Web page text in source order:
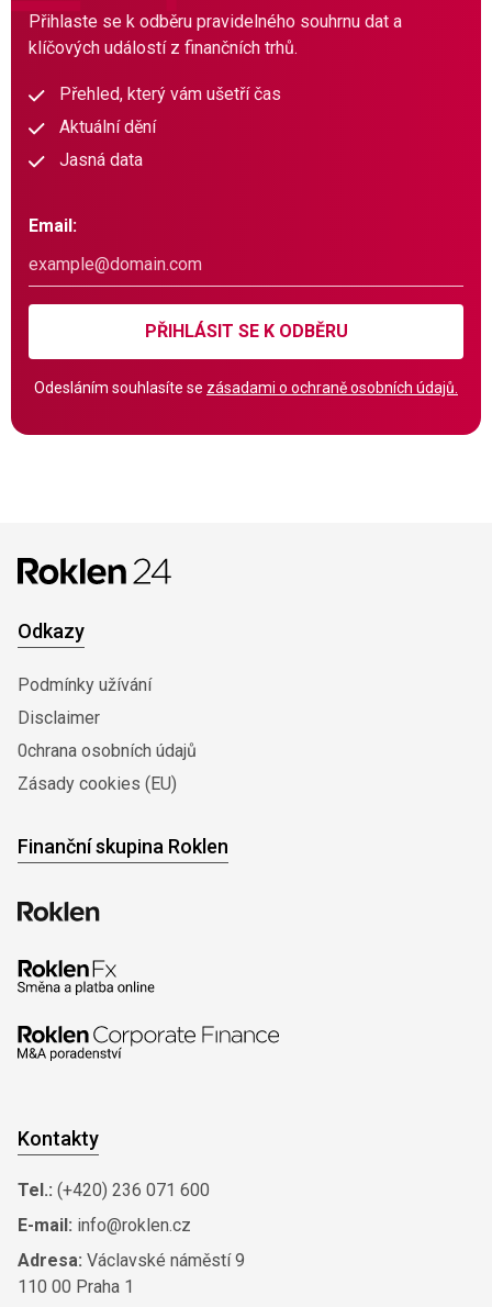
Přihlaste se k odběru pravidelného souhrnu dat a
klíčových událostí z finančních trhů.
Přehled, který vám ušetří čas
Aktuální dění
Jasná data
Email:
PŘIHLÁSIT SE K ODBĚRU
Odesláním souhlasíte se zásadami o ochraně osobních údajů.
Odkazy
Podmínky užívání
Disclaimer
0chrana osobních údajů
Zásady cookies (EU)
Finanční skupina Roklen
Kontakty
Tel.: (+420) 236 071 600
E-mail: info@roklen.cz
Adresa: Václavské náměstí 9
110 00 Praha 1